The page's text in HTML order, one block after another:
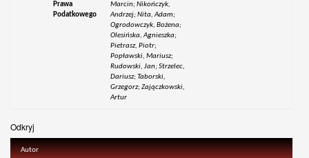
Prawa
Podatkowego
Marcin; Nikończyk,
Andrzej; Nita, Adam;
Ogrodowczyk, Bożena;
Olesińska, Agnieszka;
Pietrasz, Piotr;
Popławski, Mariusz;
Rudowski, Jan; Strzelec,
Dariusz; Taborski,
Grzegorz; Zajączkowski,
Artur
Odkryj
Autor